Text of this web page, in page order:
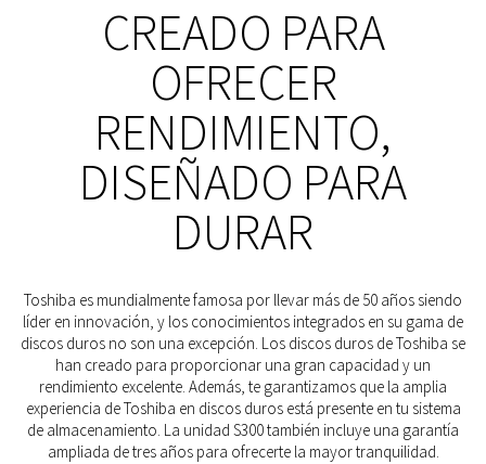
CREADO PARA
OFRECER
RENDIMIENTO,
DISEÑADO PARA
DURAR
Toshiba es mundialmente famosa por llevar más de 50 años siendo
líder en innovación, y los conocimientos integrados en su gama de
discos duros no son una excepción. Los discos duros de Toshiba se
han creado para proporcionar una gran capacidad y un
rendimiento excelente. Además, te garantizamos que la amplia
experiencia de Toshiba en discos duros está presente en tu sistema
de almacenamiento. La unidad S300 también incluye una garantía
ampliada de tres años para ofrecerte la mayor tranquilidad.